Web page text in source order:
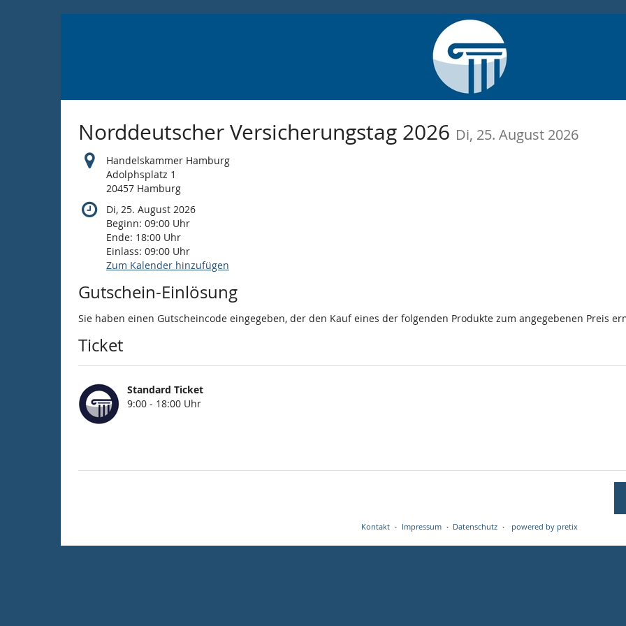
Norddeutscher Versicherungstag 2026 Di, 25. August 2026
Handelskammer Hamburg
Adolphsplatz 1
20457 Hamburg
Di, 25. August 2026
Beginn: 09:00 Uhr
Ende: 18:00 Uhr
Einlass: 09:00 Uhr
Zum Kalender hinzufügen
Gutschein-Einlösung
Sie haben einen Gutscheincode eingegeben, der den Kauf eines der folgenden Produkte zum angegebenen Preis
Ticket
Standard Ticket
9:00 - 18:00 Uhr
Kontakt Impressum Datenschutz powered by pretix